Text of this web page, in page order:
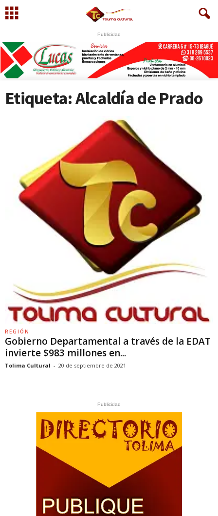
Publicidad
S
WhatsApp +573249605958
Etiqueta: Alcaldía de Prado
REGIÓN
Gobierno Departamental a través de la EDAT
invierte $983 millones en...
Tolima Cultural - 20 de septiembre de 2021
Publicidad